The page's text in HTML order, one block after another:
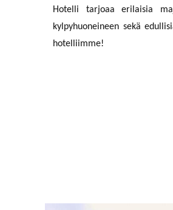
Hotelli tarjoaa erilaisia
kylpyhuoneineen sekä
hotelliimme!